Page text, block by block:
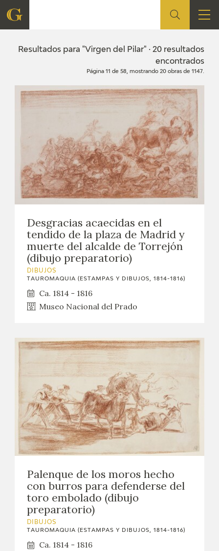
FUNDACIÓN
CENTRO DE INVESTIGACIÓN Y DOCUMENTACIÓN
CONTACTO
PROGRAMACIÓN
EXPOSICIONES
ACTIVIDADES
ACTUALIDAD
SALA DE PRENSA
CRONOLOGÍA
EL VIAJE DE GOYA
CATÁLOGO
GOYA EN EL MUNDO
GOYA EN ARAGÓN
PREMIO ARAGÓN GOYA
Resultados para "Virgen del Pilar" · 20 resultados
encontrados
Página 11 de 58, mostrando 20 obras de 1147.
Desgracias acaecidas en el
tendido de la plaza de Madrid y
muerte del alcalde de Torrejón
(dibujo preparatorio)
DIBUJOS
TAUROMAQUIA (ESTAMPAS Y DIBUJOS, 1814-1816)
Ca. 1814 - 1816
Museo Nacional del Prado
Palenque de los moros hecho
con burros para defenderse del
toro embolado (dibujo
preparatorio)
DIBUJOS
TAUROMAQUIA (ESTAMPAS Y DIBUJOS, 1814-1816)
Ca. 1814 - 1816